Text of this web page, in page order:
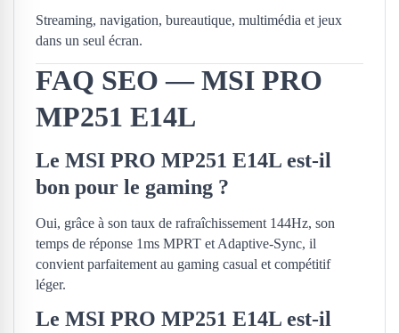
Streaming, navigation, bureautique, multimédia et jeux
dans un seul écran.
FAQ SEO — MSI PRO
MP251 E14L
Le MSI PRO MP251 E14L est-il
bon pour le gaming ?
Oui, grâce à son taux de rafraîchissement 144Hz, son
temps de réponse 1ms MPRT et Adaptive-Sync, il
convient parfaitement au gaming casual et compétitif
léger.
Le MSI PRO MP251 E14L est-il